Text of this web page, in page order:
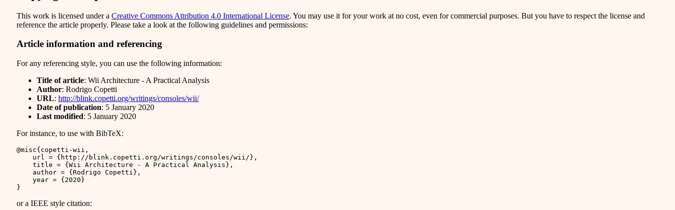
This work is licensed under a Creative Commons Attribution 4.0 International License. You may use it for your work at no cost, even for commercial purposes. But you have to respect the license and
reference the article properly. Please take a look at the following guidelines and permissions:
Article information and referencing
For any referencing style, you can use the following information:
Title of article: Wii Architecture - A Practical Analysis
Author: Rodrigo Copetti
URL: http://blink.copetti.org/writings/consoles/wii/
Date of publication: 5 January 2020
Last modified: 5 January 2020
For instance, to use with BibTeX:
@misc{ copetti-wii ,
url
= {http://blink.copetti.org/writings/consoles/wii/} ,
title = {Wii Architecture - A Practical Analysis} ,
author = {Rodrigo Copetti} ,
year = {2020}
}
or a IEEE style citation: